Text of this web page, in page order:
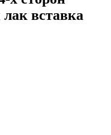
вставка